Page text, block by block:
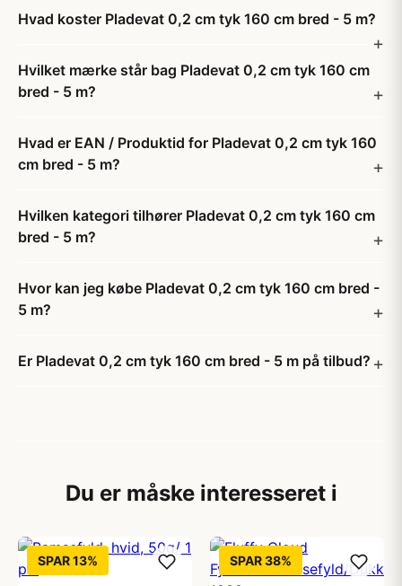
Hvad koster Pladevat 0,2 cm tyk 160 cm bred - 5 m?
Hvilket mærke står bag Pladevat 0,2 cm tyk 160 cm
bred - 5 m?
Hvad er EAN / Produktid for Pladevat 0,2 cm tyk 160
cm bred - 5 m?
Hvilken kategori tilhører Pladevat 0,2 cm tyk 160 cm
bred - 5 m?
Hvor kan jeg købe Pladevat 0,2 cm tyk 160 cm bred -
5 m?
Er Pladevat 0,2 cm tyk 160 cm bred - 5 m på tilbud?
Du er måske interesseret i
SPAR 13% SPAR 38%